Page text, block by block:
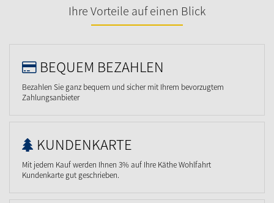
Ihre Vorteile auf einen Blick
BEQUEM BEZAHLEN
Bezahlen Sie ganz bequem und sicher mit Ihrem bevorzugtem
Zahlungsanbieter
KUNDENKARTE
Mit jedem Kauf werden Ihnen 3% auf Ihre Käthe Wohlfahrt
Kundenkarte gut geschrieben.